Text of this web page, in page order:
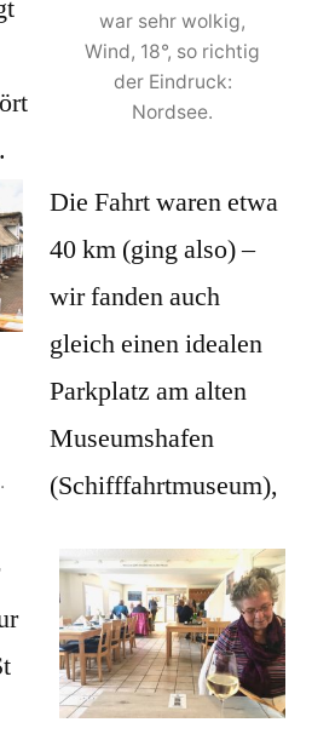
war sehr wolkig,
Wind, 18°, so richtig
der Eindruck:
Nordsee.
Die Fahrt waren etwa
40 km (ging also) –
wir fanden auch
gleich einen idealen
Parkplatz am alten
Museumshafen
(Schifffahrtmuseum),